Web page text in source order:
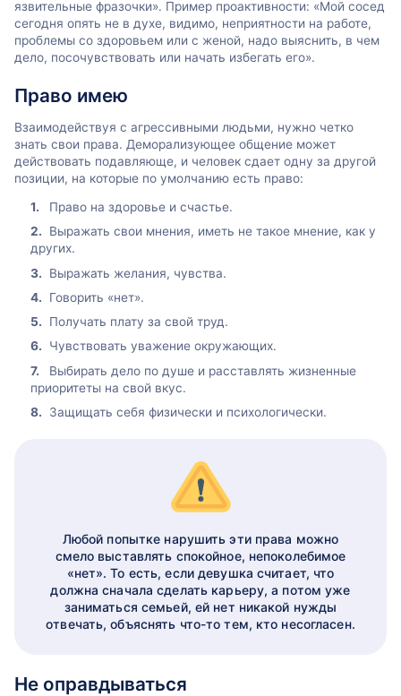
язвительные фразочки». Пример проактивности: «Мой сосед
сегодня опять не в духе, видимо, неприятности на работе,
проблемы со здоровьем или с женой, надо выяснить, в чем
дело, посочувствовать или начать избегать его».
Право имею
Взаимодействуя с агрессивными людьми, нужно четко
знать свои права. Деморализующее общение может
действовать подавляюще, и человек сдает одну за другой
позиции, на которые по умолчанию есть право:
Право на здоровье и счастье.
Выражать свои мнения, иметь не такое мнение, как у
других.
Выражать желания, чувства.
Говорить «нет».
Получать плату за свой труд.
Чувствовать уважение окружающих.
Выбирать дело по душе и расставлять жизненные
приоритеты на свой вкус.
Защищать себя физически и психологически.
Любой попытке нарушить эти права можно
смело выставлять спокойное, непоколебимое
«нет». То есть, если девушка считает, что
должна сначала сделать карьеру, а потом уже
заниматься семьей, ей нет никакой нужды
отвечать, объяснять что-то тем, кто несогласен.
Не оправдываться